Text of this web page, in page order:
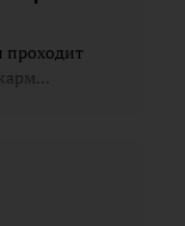
проходит